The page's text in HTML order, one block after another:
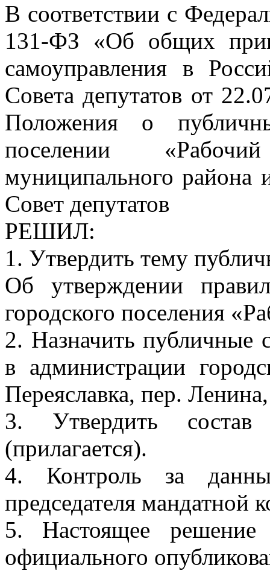
В соответствии с
131-ФЗ «Об общих
самоуправления в
Совета депутатов от
Положения о
поселении
муниципального района
Совет депутатов
РЕШИЛ:
1. Утвердить тему
Об утверждении правил
городского поселения
2. Назначить публичные
в администрации
Переяславка, пер.
3. Утвердить состав
(прилагается).
4. Контроль за
председателя
5. Настоящее
официального